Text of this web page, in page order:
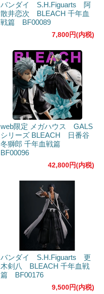
バンダイ S.H.Figuarts 阿
散井恋次 BLEACH 千年血
戦篇 BF00089
7,800円(内税)
web限定 メガハウス GALS
シリーズ BLEACH 日番谷
冬獅郎 千年血戦篇
BF00096
42,800円(内税)
バンダイ S.H.Figuarts 更
木剣八 BLEACH 千年血戦
篇 BF00176
9,500円(内税)